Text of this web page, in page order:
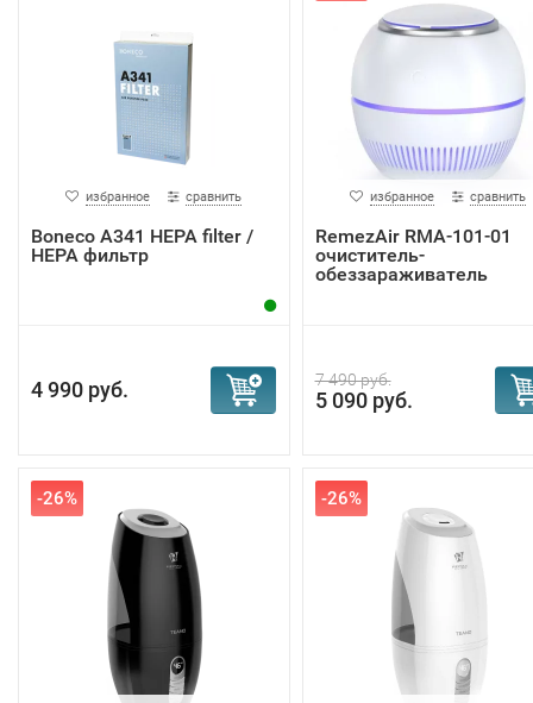
избранное сравнить
Boneco A341 HEPA filter /
НЕРА фильтр
4 990 руб.
избранное сравнить
RemezAir RMA-101-01
очиститель-
обеззараживатель
7 490 руб.
5 090 руб.
-26% -26%